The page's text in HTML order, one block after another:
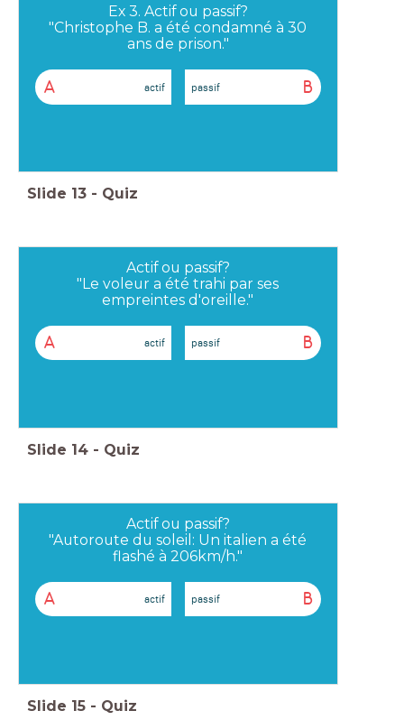
Ex 3. Actif ou passif?
"Christophe B. a été condamné à 30
ans de prison."
A actif B
passif
Slide 13 - Quiz
Actif ou passif?
"Le voleur a été trahi par ses
empreintes d'oreille."
A actif B
passif
Slide 14 - Quiz
Actif ou passif?
"Autoroute du soleil: Un italien a été
flashé à 206km/h."
A actif B
passif
Slide 15 - Quiz